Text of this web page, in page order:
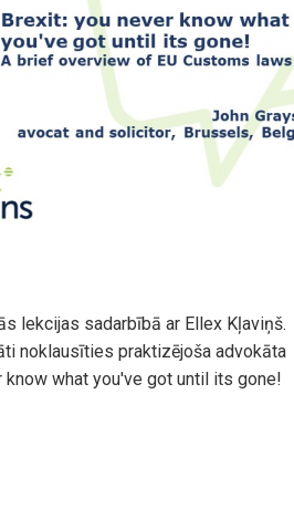
lekcijas sadarbībā ar Ellex Kļaviņš.
noklausīties praktizējoša advokāta
know what you've got until its gone!